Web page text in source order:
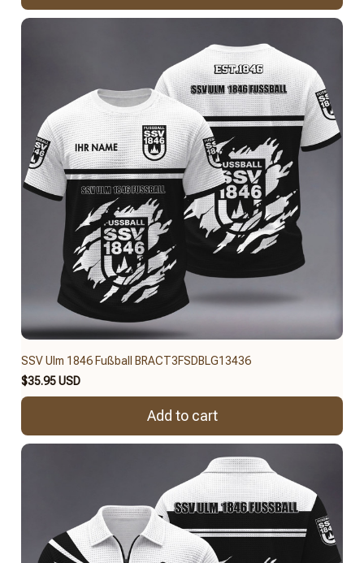
SSV Ulm 1846 Fußball BRACT3FSDBLG13436
$35.95 USD
Add to cart